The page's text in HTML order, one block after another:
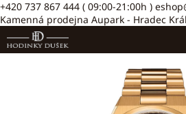
Přejít
na
+420 737 867 444 ( 09:00-21:00h )
Kamenná prodejna Aupark - Hradec
K
o
š
í
Zpět
Zpět